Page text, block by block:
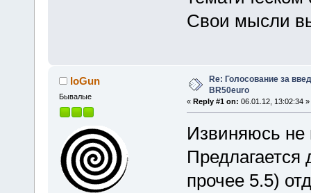
Свои мысли
IoGun
Бывалые
Re: Голосование за
BR50euro
« Reply #1 on: 06.01.12, 13:02:34 »
Извиняюсь не
прочее 5.5)